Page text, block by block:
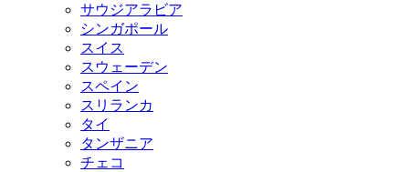
サウジアラビア
シンガポール
スイス
スウェーデン
スペイン
スリランカ
タイ
タンザニア
チェコ